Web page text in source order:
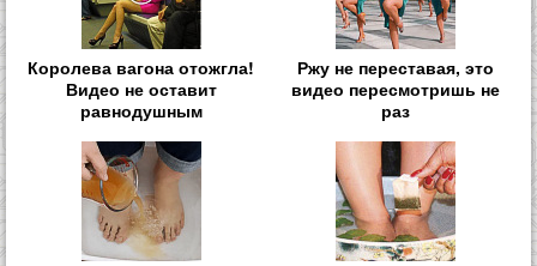
Королева вагона отожгла!
Видео не оставит
равнодушным
Ржу не переставая, это
видео пересмотришь не
раз